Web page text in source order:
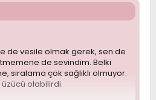
de vesile olmak gerek, sen de
de sevindim. Belki
sıralama çok sağlıklı olmuyor.
olabilirdi.